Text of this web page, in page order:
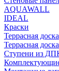
AQUAWALL
IDEAL
Краски
Террасная доска
Террасная
Ступени из